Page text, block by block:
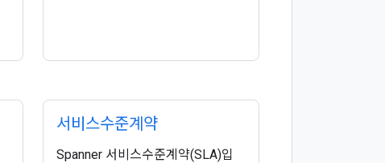
서비스수준계약
Spanner 서비스수준계약(SLA)입